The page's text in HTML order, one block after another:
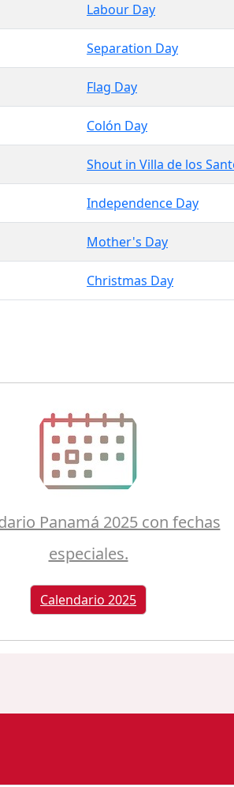
Labour Day
Separation Day
Flag Day
Colón Day
Shout in Villa de los
Independence Day
Mother's Day
Christmas Day
Panamá 2025 con fechas
especiales.
Calendario 2025